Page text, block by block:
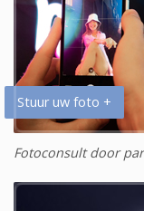
Stuur uw foto +
Fotoconsult door